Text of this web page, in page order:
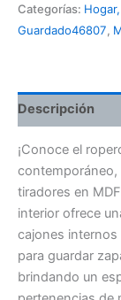
Categorías:
Guardado46807,
Descripción
¡Conoce el
tiradores en
interior ofrece
cajones internos
para guardar
brindando un